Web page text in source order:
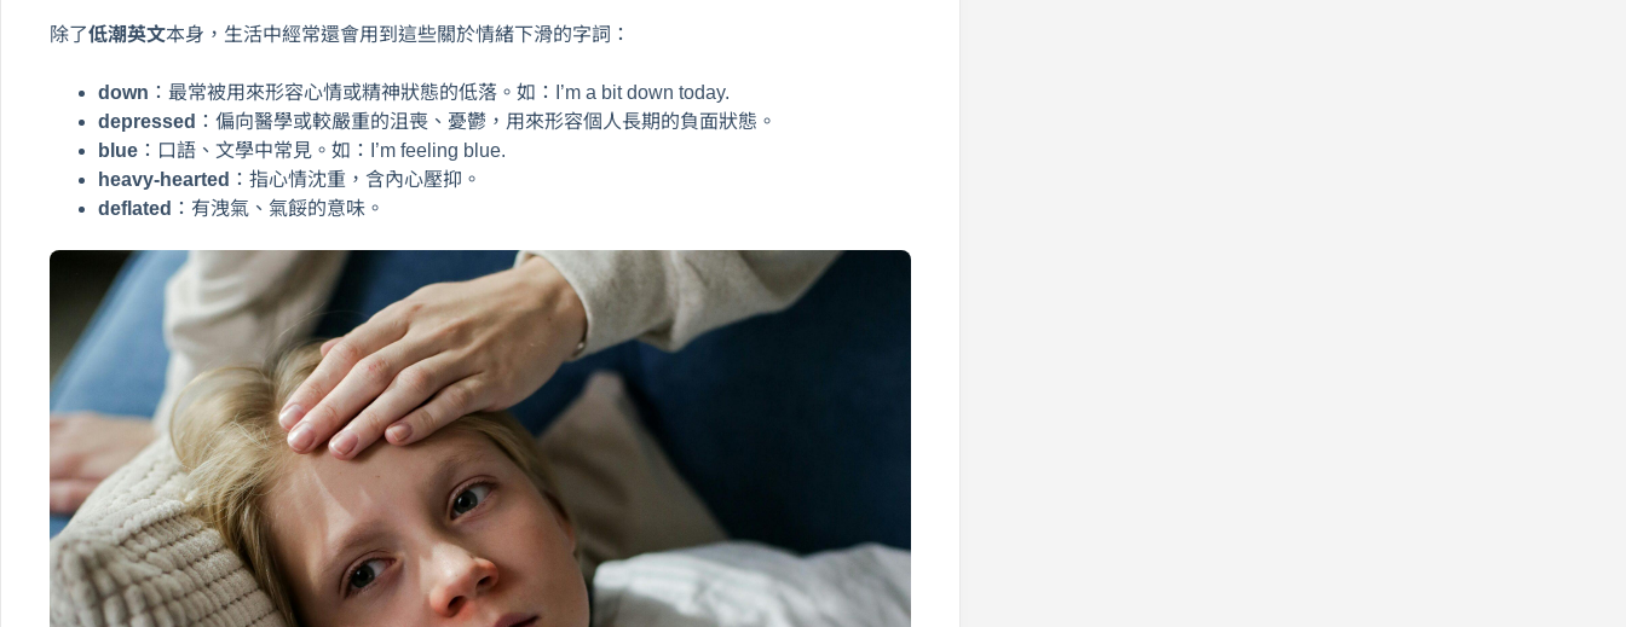
除了低潮英文本身，生活中經常還會用到這些關於情緒下滑的字詞：
down ：最常被用來形容心情或精神狀態的低落。如：I’m a bit down today.
depressed ：偏向醫學或較嚴重的沮喪、憂鬱，用來形容個人長期的負面狀態。
blue ：口語、文學中常見。如：I’m feeling blue.
heavy-hearted ：指心情沈重，含內心壓抑。
deflated ：有洩氣、氣餒的意味。